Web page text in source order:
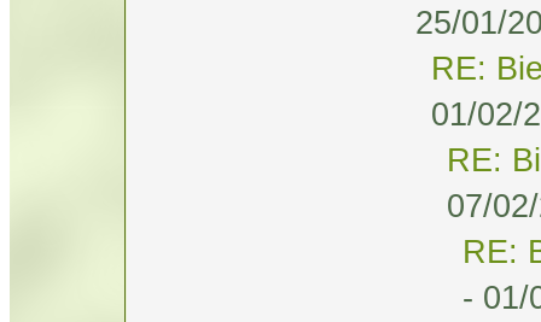
25/01/
RE:
01/02/
RE:
07/
RE:
- 01/